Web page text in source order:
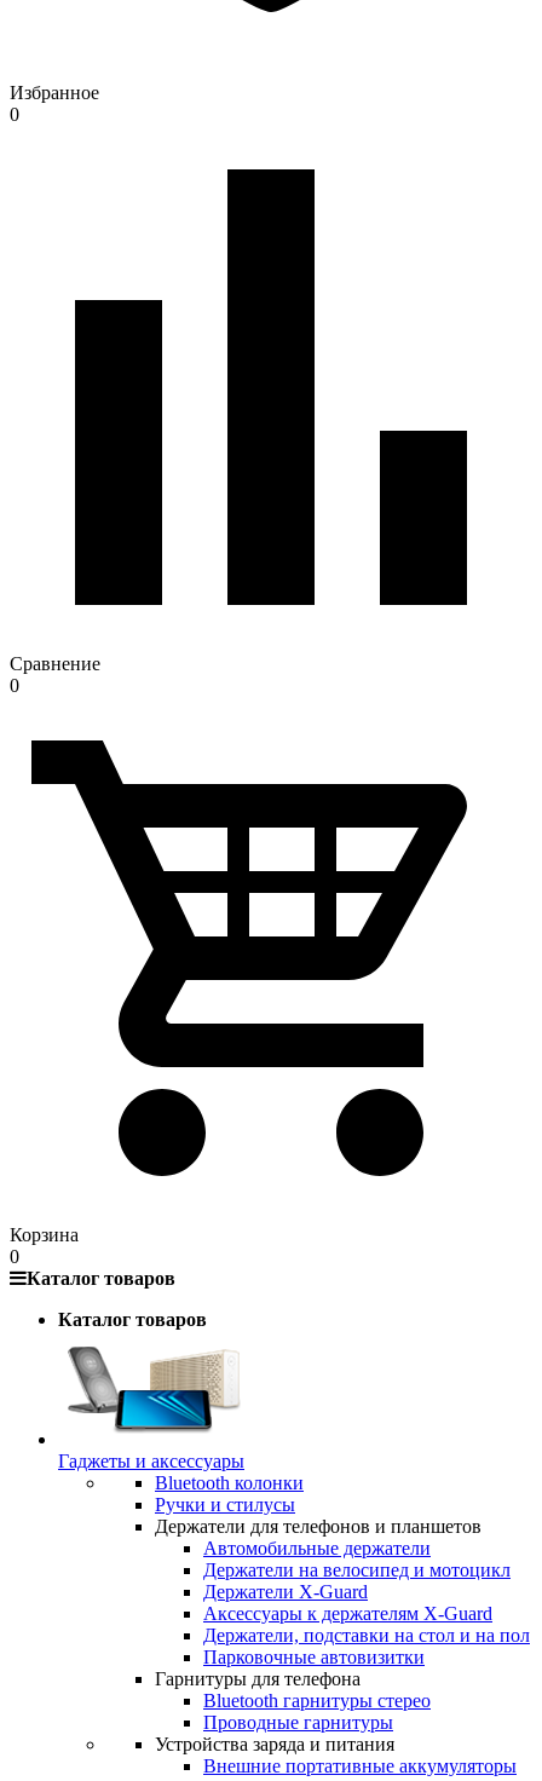
Избранное
0
Сравнение
0
Корзина
0
Каталог товаров
Каталог товаров
Гаджеты и аксессуары
Bluetooth колонки
Ручки и стилусы
Держатели для телефонов и планшетов
Автомобильные держатели
Держатели на велосипед и мотоцикл
Держатели X-Guard
Аксессуары к держателям X-Guard
Держатели, подставки на стол и на пол
Парковочные автовизитки
Гарнитуры для телефона
Bluetooth гарнитуры стерео
Проводные гарнитуры
Устройства заряда и питания
Внешние портативные аккумуляторы